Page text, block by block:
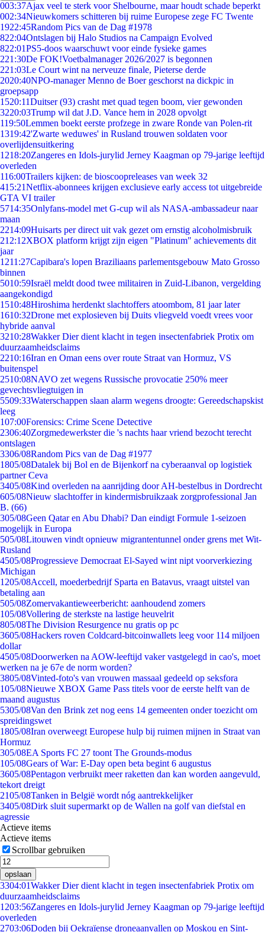
003:37Ajax veel te sterk voor Shelbourne, maar houdt schade beperkt
002:34Nieuwkomers schitteren bij ruime Europese zege FC Twente
1922:45Random Pics van de Dag #1978
822:04Ontslagen bij Halo Studios na Campaign Evolved
822:01PS5-doos waarschuwt voor einde fysieke games
221:30De FOK!Voetbalmanager 2026/2027 is begonnen
221:03Le Court wint na nerveuze finale, Pieterse derde
2020:40NPO-manager Menno de Boer geschorst na dickpic in
groepsapp
1520:11Duitser (93) crasht met quad tegen boom, vier gewonden
3220:03Trump wil dat J.D. Vance hem in 2028 opvolgt
119:50Lemmen boekt eerste profzege in zware Ronde van Polen-rit
1319:42'Zwarte weduwes' in Rusland trouwen soldaten voor
overlijdensuitkering
1218:20Zangeres en Idols-jurylid Jerney Kaagman op 79-jarige leeftijd
overleden
116:00Trailers kijken: de bioscoopreleases van week 32
415:21Netflix-abonnees krijgen exclusieve early access tot uitgebreide
GTA VI trailer
5714:35Onlyfans-model met G-cup wil als NASA-ambassadeur naar
maan
2214:09Huisarts per direct uit vak gezet om ernstig alcoholmisbruik
212:12XBOX platform krijgt zijn eigen "Platinum" achievements dit
jaar
1211:27Capibara's lopen Braziliaans parlementsgebouw Mato Grosso
binnen
5010:59Israël meldt dood twee militairen in Zuid-Libanon, vergelding
aangekondigd
1510:48Hiroshima herdenkt slachtoffers atoombom, 81 jaar later
1610:32Drone met explosieven bij Duits vliegveld voedt vrees voor
hybride aanval
3210:28Wakker Dier dient klacht in tegen insectenfabriek Protix om
duurzaamheidsclaims
2210:16Iran en Oman eens over route Straat van Hormuz, VS
buitenspel
2510:08NAVO zet wegens Russische provocatie 250% meer
gevechtsvliegtuigen in
5509:33Waterschappen slaan alarm wegens droogte: Gereedschapskist
leeg
107:00Forensics: Crime Scene Detective
2306:40Zorgmedewerkster die 's nachts haar vriend bezocht terecht
ontslagen
3306/08Random Pics van de Dag #1977
1805/08Datalek bij Bol en de Bijenkorf na cyberaanval op logistiek
partner Ceva
3405/08Kind overleden na aanrijding door AH-bestelbus in Dordrecht
605/08Nieuw slachtoffer in kindermisbruikzaak zorgprofessional Jan
B. (66)
305/08Geen Qatar en Abu Dhabi? Dan eindigt Formule 1-seizoen
mogelijk in Europa
505/08Litouwen vindt opnieuw migrantentunnel onder grens met Wit-
Rusland
4505/08Progressieve Democraat El-Sayed wint nipt voorverkiezing
Michigan
1205/08Accell, moederbedrijf Sparta en Batavus, vraagt uitstel van
betaling aan
505/08Zomervakantieweerbericht: aanhoudend zomers
105/08Vollering de sterkste na lastige heuvelrit
805/08The Division Resurgence nu gratis op pc
3605/08Hackers roven Coldcard-bitcoinwallets leeg voor 114 miljoen
dollar
4505/08Doorwerken na AOW-leeftijd vaker vastgelegd in cao's, moet
werken na je 67e de norm worden?
3805/08Vinted-foto's van vrouwen massaal gedeeld op seksfora
105/08Nieuwe XBOX Game Pass titels voor de eerste helft van de
maand augustus
5305/08Van den Brink zet nog eens 14 gemeenten onder toezicht om
spreidingswet
1805/08Iran overweegt Europese hulp bij ruimen mijnen in Straat van
Hormuz
305/08EA Sports FC 27 toont The Grounds-modus
105/08Gears of War: E-Day open beta begint 6 augustus
3605/08Pentagon verbruikt meer raketten dan kan worden aangevuld,
tekort dreigt
2105/08Tanken in België wordt nóg aantrekkelijker
3405/08Dirk sluit supermarkt op de Wallen na golf van diefstal en
agressie
Actieve items
Actieve items
Scrollbar gebruiken
opslaan
3304:01Wakker Dier dient klacht in tegen insectenfabriek Protix om
duurzaamheidsclaims
1203:56Zangeres en Idols-jurylid Jerney Kaagman op 79-jarige leeftijd
overleden
2703:06Doden bij Oekraïense droneaanvallen op Moskou en Sint-